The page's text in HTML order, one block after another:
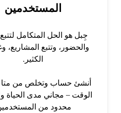
المستخدمين
جِبل هو الحل المتكامل
والحضور، وتتبع المشاريع،
الكثير.
أنشئ حساب وتخلص من
الوقت – مجاني مدى الحياة
محدود من